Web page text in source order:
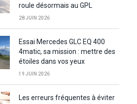
roule désormais au GPL
28 JUIN 2026
Essai Mercedes GLC EQ 400
4matic, sa mission : mettre des
étoiles dans vos yeux
19 JUIN 2026
Les erreurs fréquentes à éviter